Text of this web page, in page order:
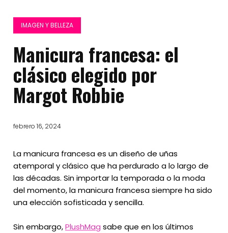
IMAGEN Y BELLEZA
Manicura francesa: el
clásico elegido por
Margot Robbie
febrero 16, 2024
La manicura francesa es un diseño de uñas
atemporal y clásico que ha perdurado a lo largo de
las décadas. Sin importar la temporada o la moda
del momento, la manicura francesa siempre ha sido
una elección sofisticada y sencilla.
Sin embargo,PlushMag sabe que en los últimos